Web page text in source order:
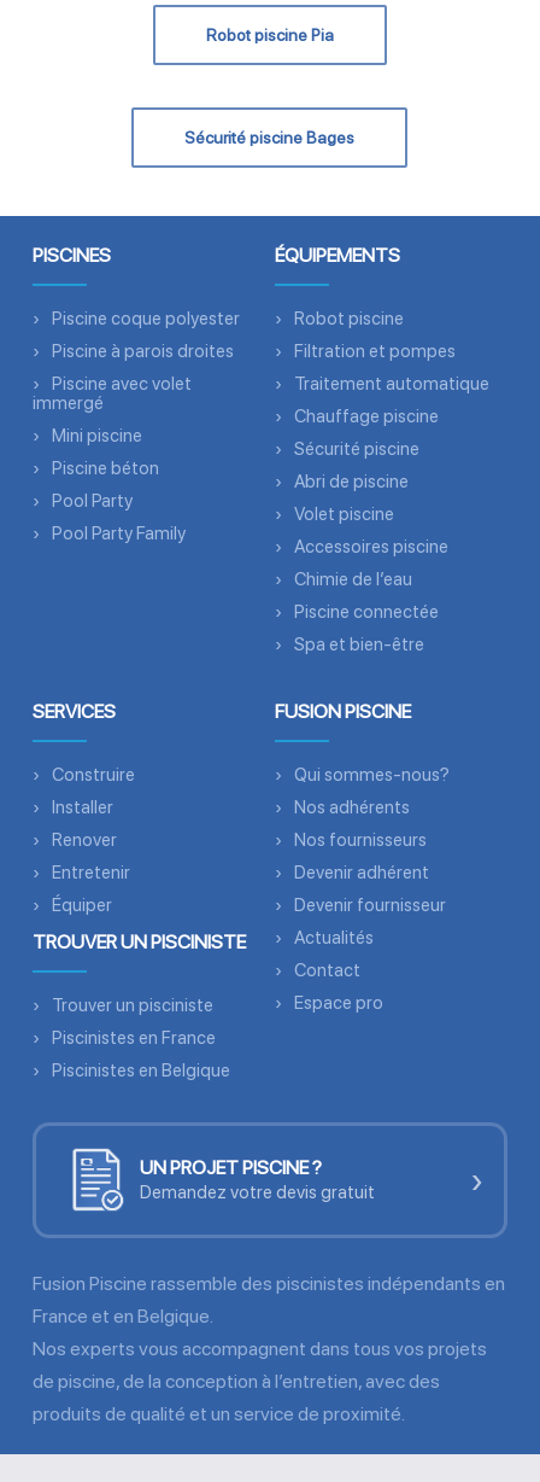
Robot piscine Pia
Sécurité piscine Bages
PISCINES
Piscine coque polyester
Piscine à parois droites
Piscine avec volet
immergé
Mini piscine
Piscine béton
Pool Party
Pool Party Family
ÉQUIPEMENTS
Robot piscine
Filtration et pompes
Traitement automatique
Chauffage piscine
Sécurité piscine
Abri de piscine
Volet piscine
Accessoires piscine
Chimie de l’eau
Piscine connectée
Spa et bien-être
SERVICES
Construire
Installer
Renover
Entretenir
Équiper
TROUVER UN PISCINISTE
Trouver un pisciniste
Piscinistes en France
Piscinistes en Belgique
FUSION PISCINE
Qui sommes-nous?
Nos adhérents
Nos fournisseurs
Devenir adhérent
Devenir fournisseur
Actualités
Contact
Espace pro
UN PROJET PISCINE ?
Demandez votre devis gratuit ›
Fusion Piscine rassemble des piscinistes indépendants en
France et en Belgique.
Nos experts vous accompagnent dans tous vos projets
de piscine, de la conception à l’entretien, avec des
produits de qualité et un service de proximité.